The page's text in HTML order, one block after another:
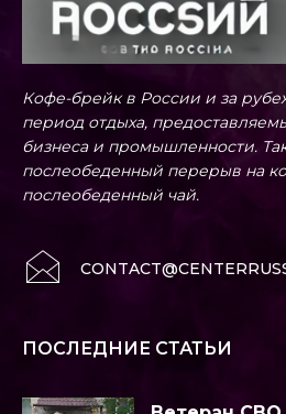
Кофе-брейк в России и за
период отдыха,
бизнеса и промышленности.
послеобеденный перерыв на
послеобеденный чай.
ПОСЛЕДНИЕ СТАТЬИ